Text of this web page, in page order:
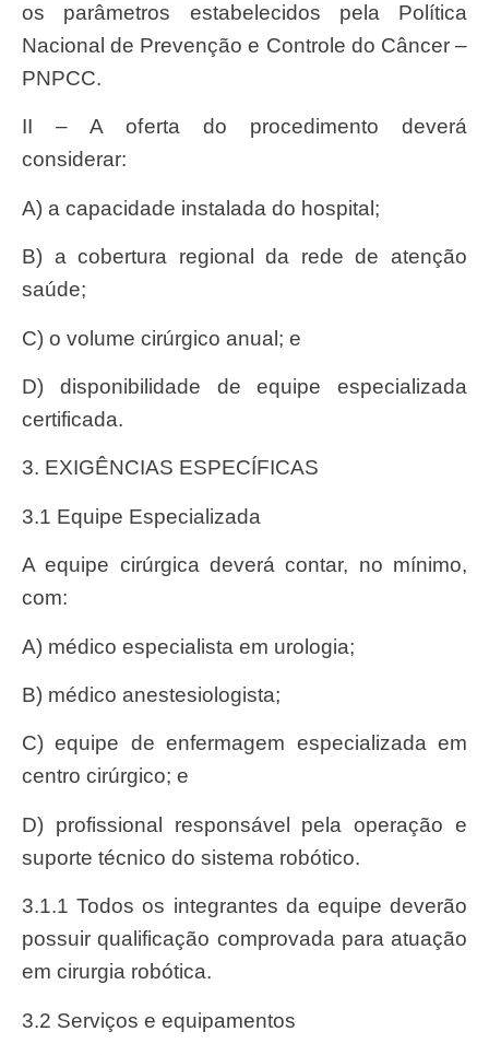
os parâmetros estabelecidos pela Política
Nacional de Prevenção e Controle do Câncer –
PNPCC.
II – A oferta do procedimento deverá
considerar:
a) a capacidade instalada do hospital;
b) a cobertura regional da rede de atenção
saúde;
c) o volume cirúrgico anual; e
d) disponibilidade de equipe especializada
certificada.
3. EXIGÊNCIAS ESPECÍFICAS
3.1 Equipe Especializada
A equipe cirúrgica deverá contar, no mínimo,
com:
a) médico especialista em urologia;
b) médico anestesiologista;
c) equipe de enfermagem especializada em
centro cirúrgico; e
d) profissional responsável pela operação e
suporte técnico do sistema robótico.
3.1.1 Todos os integrantes da equipe deverão
possuir qualificação comprovada para atuação
em cirurgia robótica.
3.2 Serviços e equipamentos